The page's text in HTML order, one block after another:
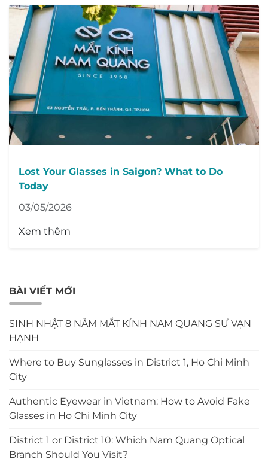
Lost Your Glasses in Saigon? What to Do
Today
03/05/2026
Xem thêm
BÀI VIẾT MỚI
SINH NHẬT 8 NĂM MẮT KÍNH NAM QUANG SƯ VẠN
HẠNH
Where to Buy Sunglasses in District 1, Ho Chi Minh
City
Authentic Eyewear in Vietnam: How to Avoid Fake
Glasses in Ho Chi Minh City
District 1 or District 10: Which Nam Quang Optical
Branch Should You Visit?